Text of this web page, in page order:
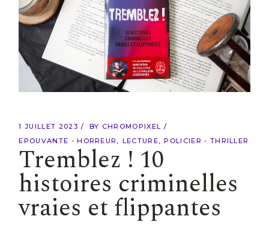
1 JUILLET 2023 BY CHROMOPIXEL
EPOUVANTE - HORREUR
LECTURE POLICIER - THRILLER
Tremblez ! 10
histoires criminelles
vraies et flippantes